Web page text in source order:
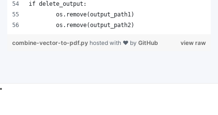
view raw
combine-vector-to-pdf.py hosted with ❤ by GitHub